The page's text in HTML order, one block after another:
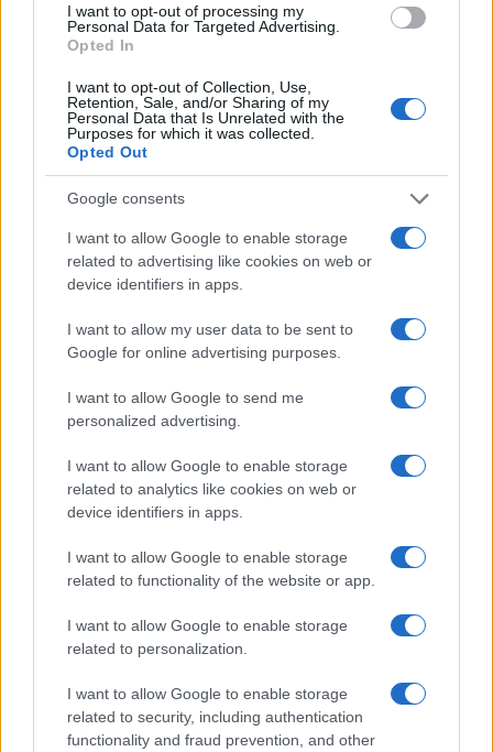
I want to opt-out of processing my
Personal Data for Targeted Advertising.
Opted In
I want to opt-out of Collection, Use,
Retention, Sale, and/or Sharing of my
Personal Data that Is Unrelated with the
Purposes for which it was collected.
Opted Out
Google consents
I want to allow Google to enable storage
related to advertising like cookies on web or
device identifiers in apps.
I want to allow my user data to be sent to
Google for online advertising purposes.
I want to allow Google to send me
personalized advertising.
I want to allow Google to enable storage
related to analytics like cookies on web or
device identifiers in apps.
I want to allow Google to enable storage
related to functionality of the website or app.
I want to allow Google to enable storage
related to personalization.
I want to allow Google to enable storage
related to security, including authentication
functionality and fraud prevention, and other
Beneficios de la sandía para viajeros en climas cálidos
y formas creativas de incluirla en picnics
Diego Herrera · 2 Ago 2026
CURIOSIDADES
Descubre los secretos de Berlín con estas
curiosidades y mini rutas
Carla Vidal · 28 Jul 2026
CURIOSIDADES